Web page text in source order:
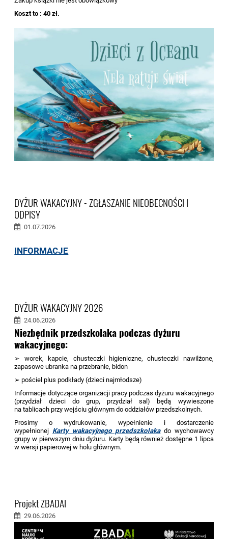
Koszt to : 40 zł.
DYŻUR WAKACYJNY - ZGŁASZANIE NIEOBECNOŚCI I
ODPISY
01.07.2026
INFORMACJE
DYŻUR WAKACYJNY 2026
24.06.2026
Niezbędnik przedszkolaka podczas dyżuru
wakacyjnego:
➢ worek, kapcie, chusteczki higieniczne, chusteczki nawilżone,
zapasowe ubranka na przebranie, bidon
➢ pościel plus podkłady (dzieci najmłodsze)
Informacje dotyczące organizacji pracy podczas dyżuru wakacyjnego
(przydział dzieci do grup, przydział sal) będą wywieszone
na tablicach przy wejściu głównym do oddziałów przedszkolnych.
Prosimy o wydrukowanie, wypełnienie i dostarczenie
wypełnionej Karty wakacyjnego przedszkolaka do wychowawcy
grupy w pierwszym dniu dyżuru. Karty będą również dostępne 1 lipca
w wersji papierowej w holu głównym.
Projekt ZBADAI
29.06.2026